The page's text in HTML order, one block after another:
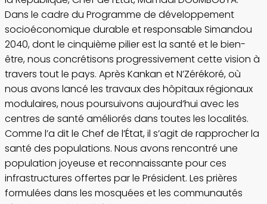
Dans le cadre du Programme de développement
socioéconomique durable et responsable Simandou
2040, dont le cinquième pilier est la santé et le bien-
être, nous concrétisons progressivement cette vision à
travers tout le pays. Après Kankan et N’Zérékoré, où
nous avons lancé les travaux des hôpitaux régionaux
modulaires, nous poursuivons aujourd’hui avec les
centres de santé améliorés dans toutes les localités.
Comme l’a dit le Chef de l’État, il s’agit de rapprocher la
santé des populations. Nous avons rencontré une
population joyeuse et reconnaissante pour ces
infrastructures offertes par le Président. Les prières
formulées dans les mosquées et les communautés